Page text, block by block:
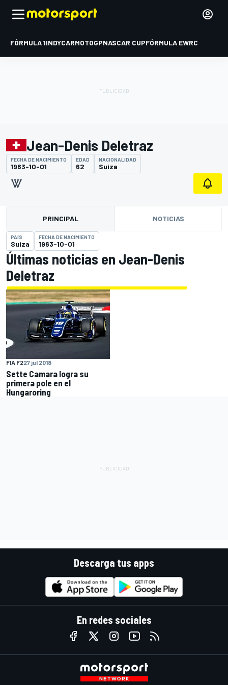
FÓRMULA 1INDYCARMOTOGPNASCAR CUPFÓRMULA EWRC
Jean-Denis Deletraz
FECHA DE NACIMIENTO
1963-10-01
EDAD
62
NACIONALIDAD
Suiza
PRINCIPAL NOTICIAS
PAÍS
Suiza
FECHA DE NACIMIENTO
1963-10-01
Últimas noticias en Jean-Denis
Deletraz
FIA F227 jul 2018
Sette Camara logra su
primera pole en el
Hungaroring
Descarga tus apps
En redes sociales